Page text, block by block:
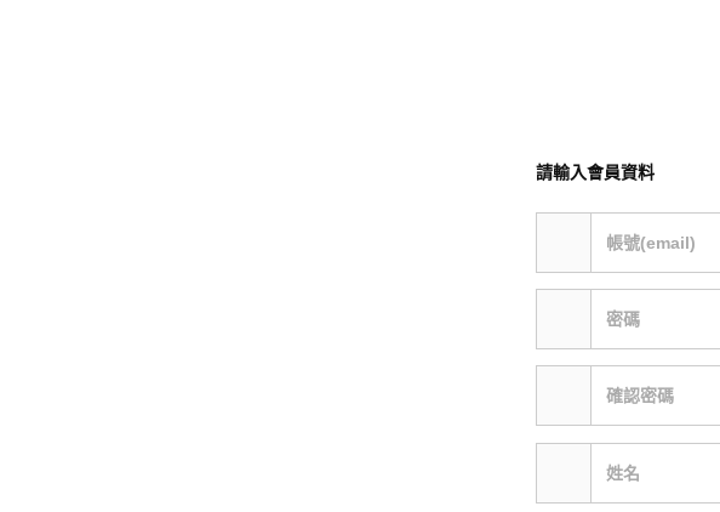
請輸入會員資料
帳號(email)
密碼
確認密碼
姓名